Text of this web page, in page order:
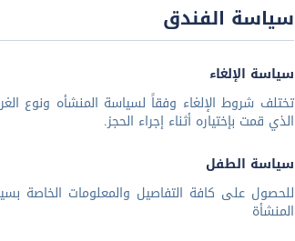
سياسة الفندق
سياسة الإلغاء
تختلف شروط الإلغاء وفقاً لسياسة المنشأه ونوع
الذي قمت بإختياره أثناء إجراء الحجز.
سياسة الطفل
للحصول على كافة التفاصيل والمعلومات الخاصة
المنشأة